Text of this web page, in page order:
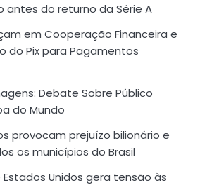
antes do returno da Série A
em Cooperação Financeira e
do Pix para Pagamentos
Debate Sobre Público
do Mundo
provocam prejuízo bilionário e
os municípios do Brasil
Unidos gera tensão às